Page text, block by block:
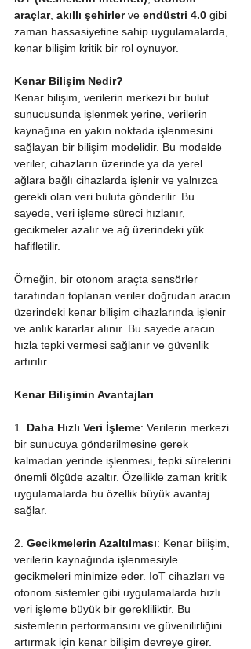
araçlar, akıllı şehirler ve endüstri 4.0 gibi
zaman hassasiyetine sahip uygulamalarda,
kenar bilişim kritik bir rol oynuyor.
Kenar Bilişim Nedir?
Kenar bilişim, verilerin merkezi bir bulut
sunucusunda işlenmek yerine, verilerin
kaynağına en yakın noktada işlenmesini
sağlayan bir bilişim modelidir. Bu modelde
veriler, cihazların üzerinde ya da yerel
ağlara bağlı cihazlarda işlenir ve yalnızca
gerekli olan veri buluta gönderilir. Bu
sayede, veri işleme süreci hızlanır,
gecikmeler azalır ve ağ üzerindeki yük
hafifletilir.
Örneğin, bir otonom araçta sensörler
tarafından toplanan veriler doğrudan aracın
üzerindeki kenar bilişim cihazlarında işlenir
ve anlık kararlar alınır. Bu sayede aracın
hızla tepki vermesi sağlanır ve güvenlik
artırılır.
Kenar Bilişimin Avantajları
1. Daha Hızlı Veri İşleme: Verilerin merkezi
bir sunucuya gönderilmesine gerek
kalmadan yerinde işlenmesi, tepki sürelerini
önemli ölçüde azaltır. Özellikle zaman kritik
uygulamalarda bu özellik büyük avantaj
sağlar.
2. Gecikmelerin Azaltılması: Kenar bilişim,
verilerin kaynağında işlenmesiyle
gecikmeleri minimize eder. IoT cihazları ve
otonom sistemler gibi uygulamalarda hızlı
veri işleme büyük bir gerekliliktir. Bu
sistemlerin performansını ve güvenilirliğini
artırmak için kenar bilişim devreye girer.